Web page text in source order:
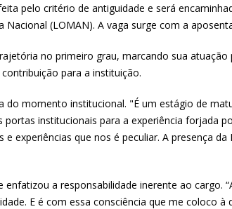
pelo critério de antiguidade e será
(LOMAN). A vaga surge com a
no primeiro grau, marcando sua atuação
para a instituição.
do momento institucional. "É um estágio de
institucionais para a experiência forjada
experiências que nos é peculiar. A presença
a responsabilidade inerente ao cargo.
E é com essa consciência que me coloco à